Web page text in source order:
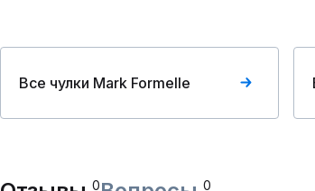
Все чулки Mark Formelle
0 0